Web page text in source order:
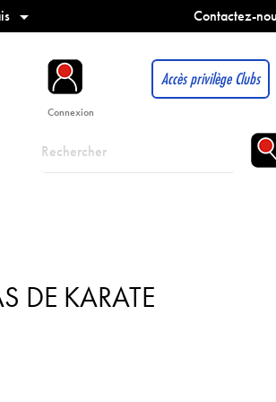
Contactez-

Connexion
Accès privilège Clubs
DE KARATE